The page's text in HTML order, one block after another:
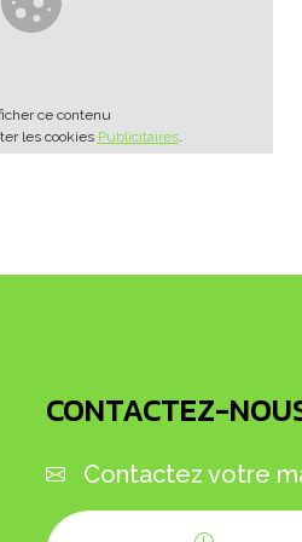
ce contenu
les cookies Publicitaires.
CONTACTEZ-
Contactez votre